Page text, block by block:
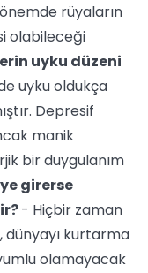
rüyaların
olabileceği
uyku düzeni
uyku oldukça
Depresif
manik
bir duygulanım
girerse
- Hiçbir zaman
kurtarma
olamayacak